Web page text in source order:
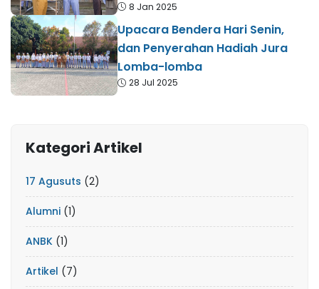
8 Jan 2025
Upacara Bendera Hari Senin,
dan Penyerahan Hadiah Jura
Lomba-lomba
28 Jul 2025
Kategori Artikel
17 Agusuts (2)
Alumni (1)
ANBK (1)
Artikel (7)